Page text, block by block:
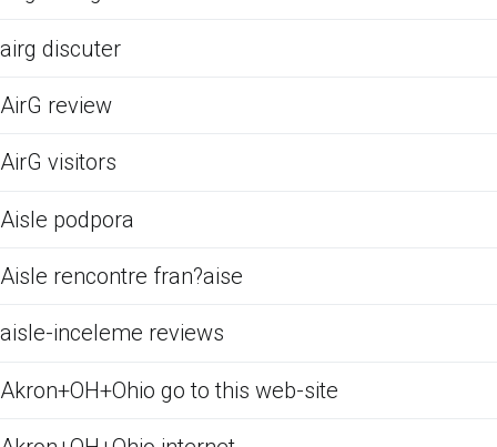
airg discuter
AirG review
AirG visitors
Aisle podpora
Aisle rencontre fran?aise
aisle-inceleme reviews
Akron+OH+Ohio go to this web-site